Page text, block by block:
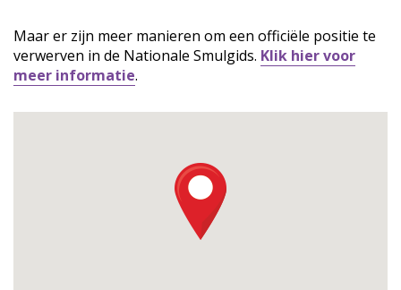
Maar er zijn meer manieren om een officiële positie te
verwerven in de Nationale Smulgids. Klik hier voor
meer informatie.